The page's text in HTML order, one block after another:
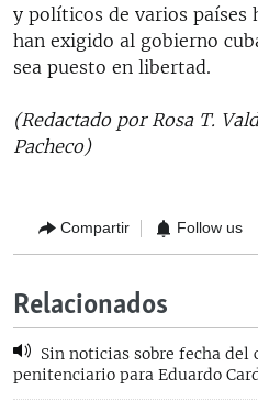
y políticos de varios países
han exigido al gobierno
sea puesto en libertad.
(Redactado por Rosa T.
Pacheco)
Compartir Follow us
Relacionados
Sin noticias sobre fecha del
penitenciario para Eduardo